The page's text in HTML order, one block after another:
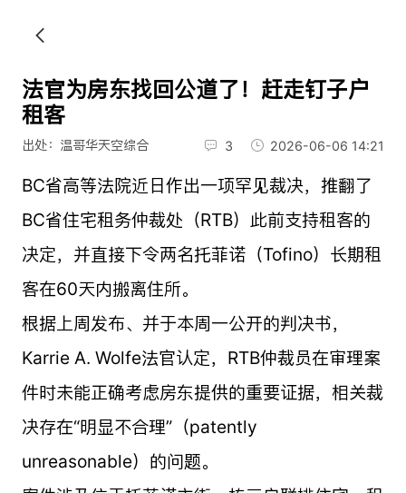
法官为房东找回公道了！赶走钉子户
租客
出处：温哥华天空综合 3 2026-06-06 14:21
BC省高等法院近日作出一项罕见裁决，推翻了
BC省住宅租务仲裁处（RTB）此前支持租客的
决定，并直接下令两名托菲诺（Tofino）长期租
客在60天内搬离住所。
根据上周发布、并于本周一公开的判决书，
Karrie A. Wolfe法官认定，RTB仲裁员在审理案
件时未能正确考虑房东提供的重要证据，相关裁
决存在“明显不合理”（patently
unreasonable）的问题。